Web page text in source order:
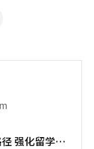
强化留学就